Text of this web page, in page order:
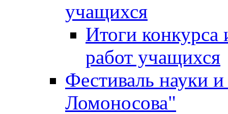
учащихся
Итоги конкурса
работ учащихся
Фестиваль науки
Ломоносова"